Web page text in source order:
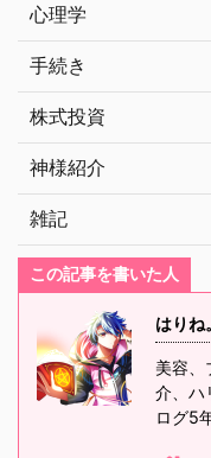
心理学
手続き
株式投資
神様紹介
雑記
この記事を書いた人
はりね。
美容、
介、ハ
ログ5